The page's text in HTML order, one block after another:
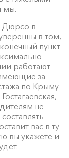
мы.
Дюрсо в
в том,
пункт
работают
за
по Крыму
не
вас в ту
вы укажете и